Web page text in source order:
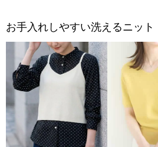
お手入れしやすい洗えるニット